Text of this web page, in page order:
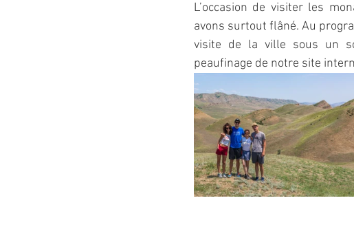
L’occasion de visiter les
avons surtout flâné. Au
visite de la ville sous un
peaufinage de notre site